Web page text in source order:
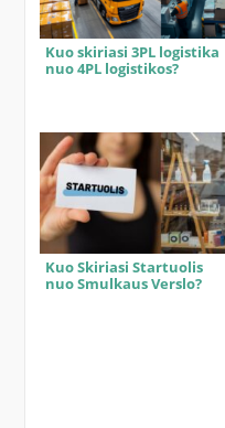
Kuo skiriasi 3PL logistika
nuo 4PL logistikos?
Kuo Skiriasi Startuolis
nuo Smulkaus Verslo?